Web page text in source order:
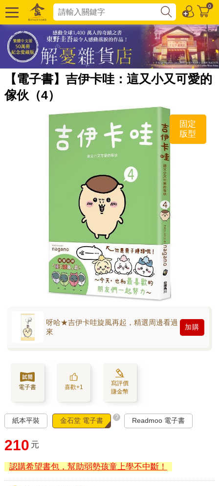
0
【電子書】吉伊卡哇：這又小又可愛的
傢伙（4）
固定
版型
呀哈★吉伊卡哇旋風再起，精選周邊看過
來
加購
電子書 喜歡+1
寫評價
賺金幣
紙本平裝 金石堂 電子書 ? Readmoo 電子書
210 元
認購希望書包，幫助弱勢孩童上學不中斷！